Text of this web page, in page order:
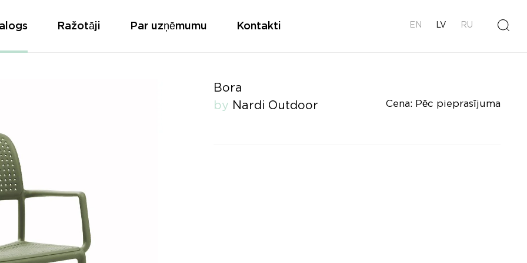
Ražotāji Par uzņēmumu Kontakti EN LV RU
Bora
by Nardi Outdoor Cena: Pēc pieprasījuma